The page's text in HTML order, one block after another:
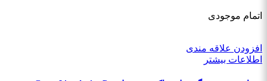
اتمام موجودی
افزودن علاقه مندی
اطلاعات بیشتر